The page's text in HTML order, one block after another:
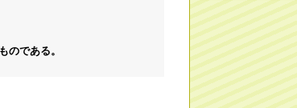
のである。